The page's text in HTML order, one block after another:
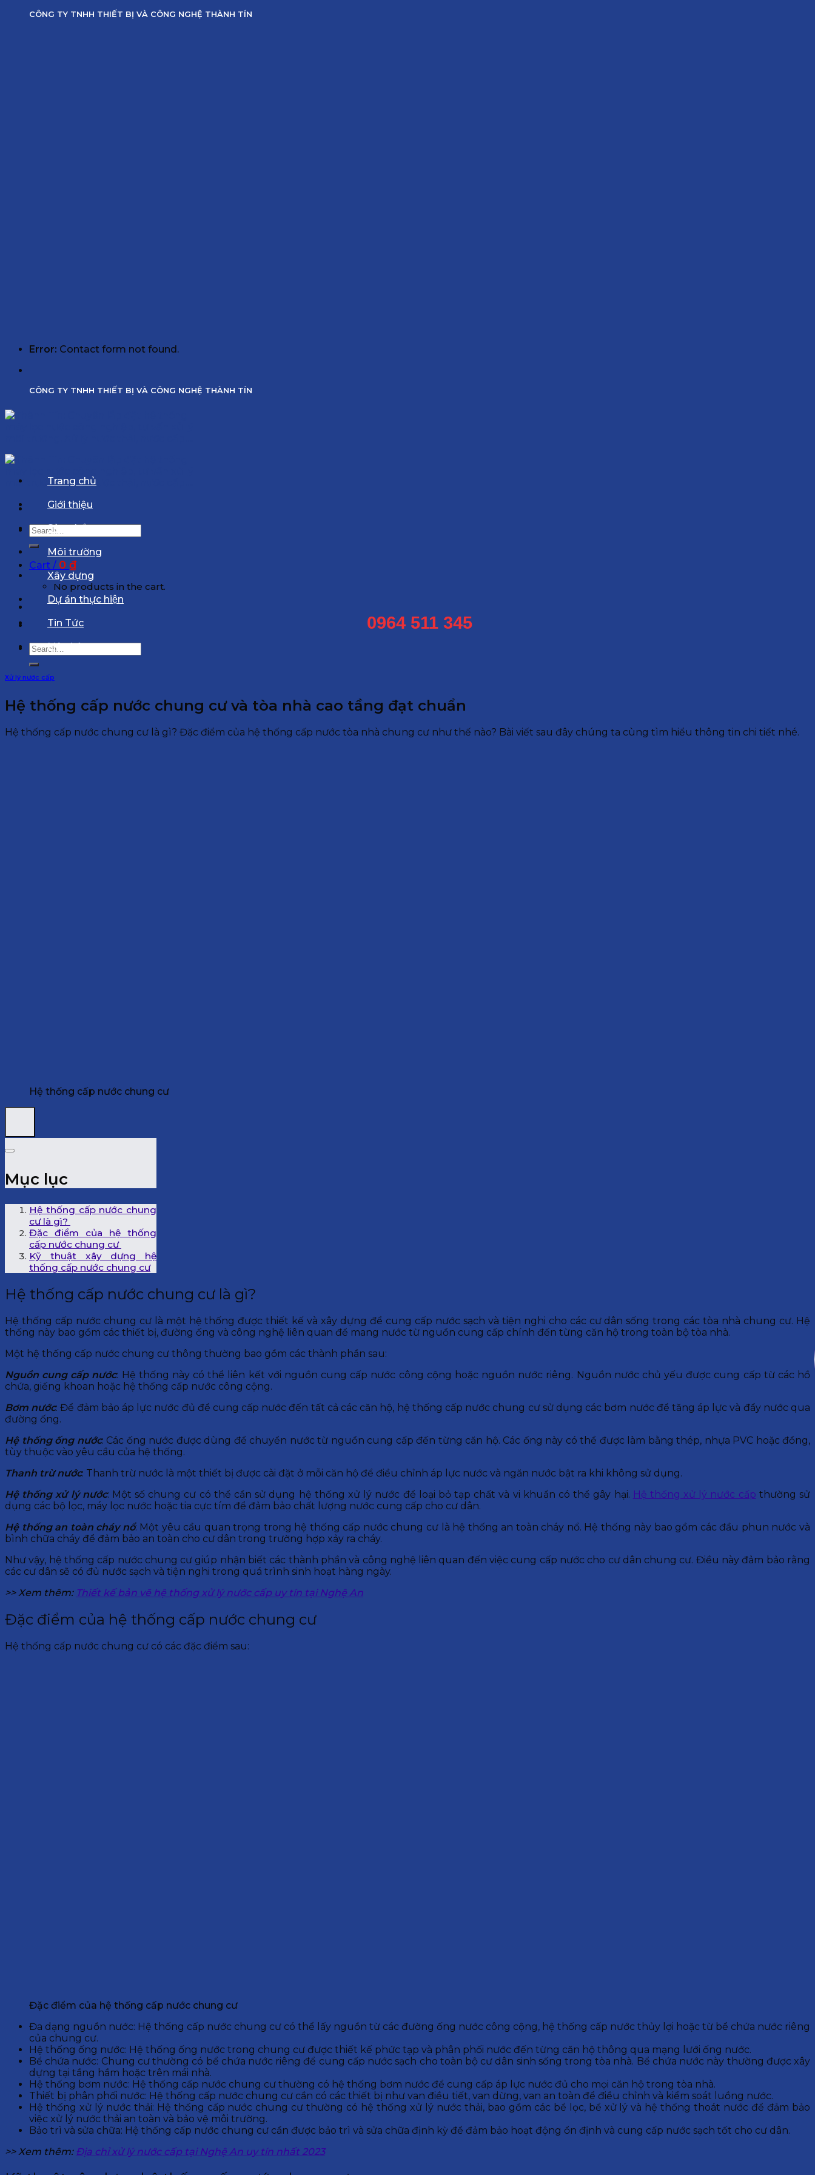
CÔNG TY TNHH THIẾT BỊ VÀ CÔNG NGHỆ THÀNH TÍN
Error: Contact form not found.
CÔNG TY TNHH THIẾT BỊ VÀ CÔNG NGHỆ THÀNH TÍN
Search
for:
Cart / 0 ₫
No products in the cart.
0964 511 345
Search
for:
Trang chủ
Giới thiệu
Sản phẩm
Môi trường
Xây dựng
Dự án thực hiện
Tin Tức
Liên hệ
Xử lý nước cấp
Hệ thống cấp nước chung cư và tòa nhà cao tầng đạt chuẩn
Hệ thống cấp nước chung cư là gì? Đặc điểm của hệ thống cấp nước tòa nhà chung cư như thế nào? Bài viết sau đây chúng ta cùng tìm hiểu thông tin chi tiết nhé.
Hệ thống cấp nước chung cư
Mục lục
Hệ thống cấp nước chung
cư là gì?
Đặc điểm của hệ thống
cấp nước chung cư
Kỹ thuật xây dựng hệ
thống cấp nước chung cư
Hệ thống cấp nước chung cư là gì?
Hệ thống cấp nước chung cư là một hệ thống được thiết kế và xây dựng để cung cấp nước sạch và tiện nghi cho các cư dân sống trong các tòa nhà chung cư. Hệ
thống này bao gồm các thiết bị, đường ống và công nghệ liên quan để mang nước từ nguồn cung cấp chính đến từng căn hộ trong toàn bộ tòa nhà.
Một hệ thống cấp nước chung cư thông thường bao gồm các thành phần sau:
Nguồn cung cấp nước: Hệ thống này có thể liên kết với nguồn cung cấp nước công cộng hoặc nguồn nước riêng. Nguồn nước chủ yếu được cung cấp từ các hồ
chứa, giếng khoan hoặc hệ thống cấp nước công cộng.
Bơm nước: Để đảm bảo áp lực nước đủ để cung cấp nước đến tất cả các căn hộ, hệ thống cấp nước chung cư sử dụng các bơm nước để tăng áp lực và đẩy nước qua
đường ống.
Hệ thống ống nước: Các ống nước được dùng để chuyển nước từ nguồn cung cấp đến từng căn hộ. Các ống này có thể được làm bằng thép, nhựa PVC hoặc đồng,
tùy thuộc vào yêu cầu của hệ thống.
Thanh trừ nước: Thanh trừ nước là một thiết bị được cài đặt ở mỗi căn hộ để điều chỉnh áp lực nước và ngăn nước bật ra khi không sử dụng.
Hệ thống xử lý nước: Một số chung cư có thể cần sử dụng hệ thống xử lý nước để loại bỏ tạp chất và vi khuẩn có thể gây hại. Hệ thống xử lý nước cấp thường sử
dụng các bộ lọc, máy lọc nước hoặc tia cực tím để đảm bảo chất lượng nước cung cấp cho cư dân.
Hệ thống an toàn cháy nổ: Một yêu cầu quan trọng trong hệ thống cấp nước chung cư là hệ thống an toàn cháy nổ. Hệ thống này bao gồm các đầu phun nước và
bình chữa cháy để đảm bảo an toàn cho cư dân trong trường hợp xảy ra cháy.
Như vậy, hệ thống cấp nước chung cư giúp nhận biết các thành phần và công nghệ liên quan đến việc cung cấp nước cho cư dân chung cư. Điều này đảm bảo rằng
các cư dân sẽ có đủ nước sạch và tiện nghi trong quá trình sinh hoạt hàng ngày.
>> Xem thêm: Thiết kế bản vẽ hệ thống xử lý nước cấp uy tín tại Nghệ An
Đặc điểm của hệ thống cấp nước chung cư
Hệ thống cấp nước chung cư có các đặc điểm sau:
Đặc điểm của hệ thống cấp nước chung cư
Đa dạng nguồn nước: Hệ thống cấp nước chung cư có thể lấy nguồn từ các đường ống nước công cộng, hệ thống cấp nước thủy lợi hoặc từ bể chứa nước riêng
của chung cư.
Hệ thống ống nước: Hệ thống ống nước trong chung cư được thiết kế phức tạp và phân phối nước đến từng căn hộ thông qua mạng lưới ống nước.
Bể chứa nước: Chung cư thường có bể chứa nước riêng để cung cấp nước sạch cho toàn bộ cư dân sinh sống trong tòa nhà. Bể chứa nước này thường được xây
dựng tại tầng hầm hoặc trên mái nhà.
Hệ thống bơm nước: Hệ thống cấp nước chung cư thường có hệ thống bơm nước để cung cấp áp lực nước đủ cho mọi căn hộ trong tòa nhà.
Thiết bị phân phối nước: Hệ thống cấp nước chung cư cần có các thiết bị như van điều tiết, van dừng, van an toàn để điều chỉnh và kiểm soát luồng nước.
Hệ thống xử lý nước thải: Hệ thống cấp nước chung cư thường có hệ thống xử lý nước thải, bao gồm các bể lọc, bể xử lý và hệ thống thoát nước để đảm bảo
việc xử lý nước thải an toàn và bảo vệ môi trường.
Bảo trì và sửa chữa: Hệ thống cấp nước chung cư cần được bảo trì và sửa chữa định kỳ để đảm bảo hoạt động ổn định và cung cấp nước sạch tốt cho cư dân.
>> Xem thêm: Địa chỉ xử lý nước cấp tại Nghệ An uy tín nhất 2023